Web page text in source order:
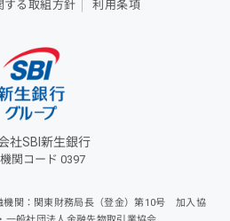
する取組方針 利用条項
社SBI新生銀行
関コード 0397
関：関東財務局長（登金）第10号 加入協